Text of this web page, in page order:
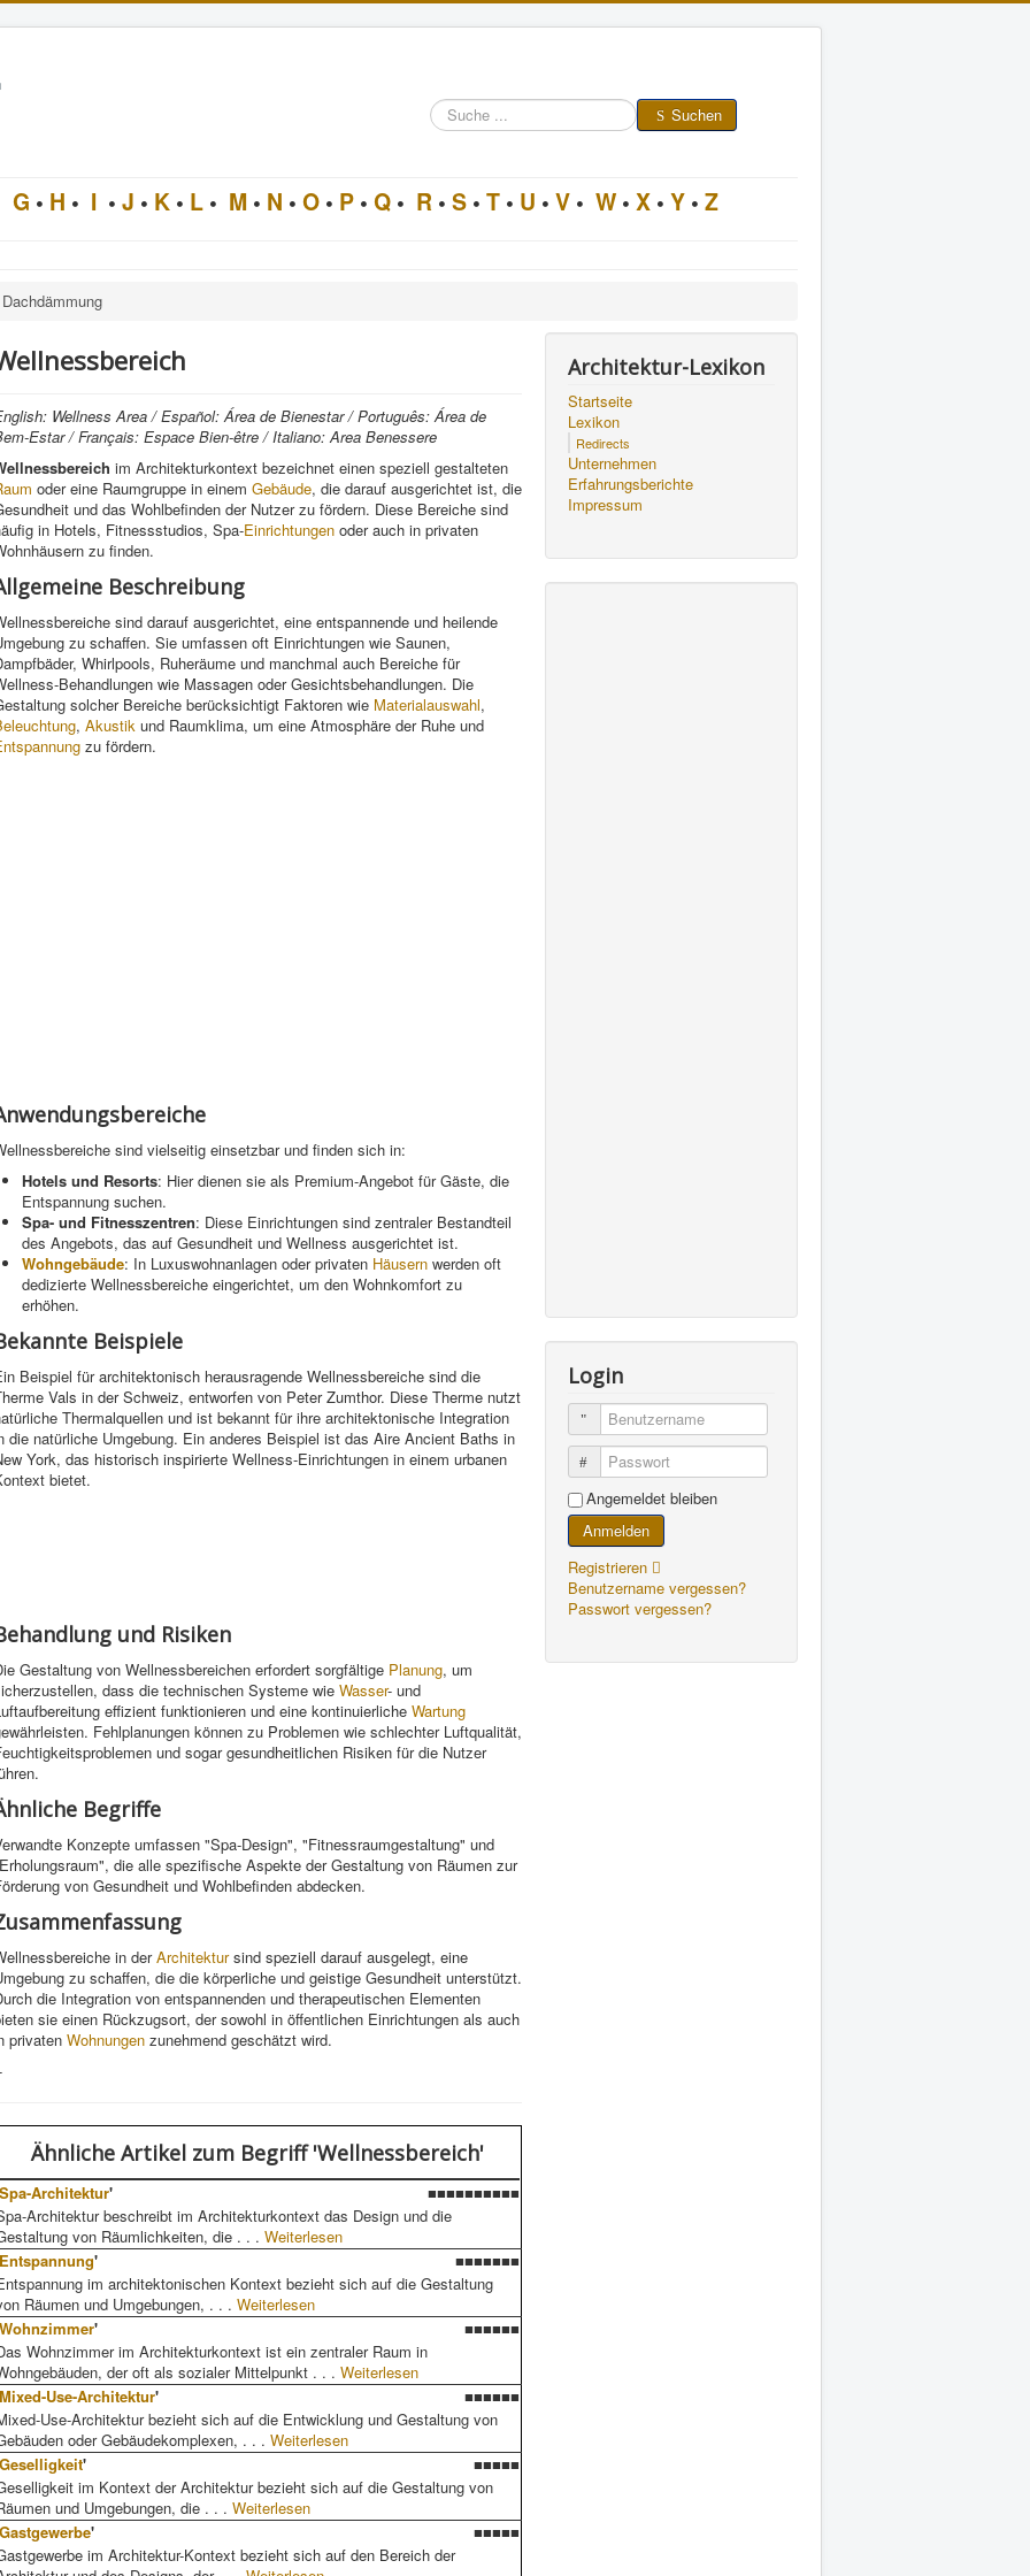
Suche
im
Suchen
G • H • I • J • K • L • M • N • O • P • Q • R • S • T • U • V • W • X • Y • Z
Dachdämmung
Wellness Area / Español: Área de Bienestar / Português: Área de
Estar / Français: Espace Bien-être / Italiano: Area Benessere
im Architekturkontext bezeichnet einen speziell gestalteten
oder eine Raumgruppe in einem Gebäude, die darauf ausgerichtet ist, die
und das Wohlbefinden der Nutzer zu fördern. Diese Bereiche sind
in Hotels, Fitnessstudios, Spa-Einrichtungen oder auch in privaten
zu finden.
Beschreibung
sind darauf ausgerichtet, eine entspannende und heilende
zu schaffen. Sie umfassen oft Einrichtungen wie Saunen,
Whirlpools, Ruheräume und manchmal auch Bereiche für
Behandlungen wie Massagen oder Gesichtsbehandlungen. Die
solcher Bereiche berücksichtigt Faktoren wie Materialauswahl,
, Akustik und Raumklima, um eine Atmosphäre der Ruhe und
zu fördern.
sind vielseitig einsetzbar und finden sich in:
Hotels und Resorts: Hier dienen sie als Premium-Angebot für Gäste, die
Entspannung suchen.
Spa- und Fitnesszentren: Diese Einrichtungen sind zentraler Bestandteil
des Angebots, das auf Gesundheit und Wellness ausgerichtet ist.
Wohngebäude: In Luxuswohnanlagen oder privaten Häusern werden oft
dedizierte Wellnessbereiche eingerichtet, um den Wohnkomfort zu
erhöhen.
Beispiele
Beispiel für architektonisch herausragende Wellnessbereiche sind die
Vals in der Schweiz, entworfen von Peter Zumthor. Diese Therme nutzt
Thermalquellen und ist bekannt für ihre architektonische Integration
die natürliche Umgebung. Ein anderes Beispiel ist das Aire Ancient Baths in
York, das historisch inspirierte Wellness-Einrichtungen in einem urbanen
bietet.
und Risiken
Gestaltung von Wellnessbereichen erfordert sorgfältige Planung, um
dass die technischen Systeme wie Wasser- und
effizient funktionieren und eine kontinuierliche Wartung
Fehlplanungen können zu Problemen wie schlechter Luftqualität,
und sogar gesundheitlichen Risiken für die Nutzer
Begriffe
Konzepte umfassen "Spa-Design", "Fitnessraumgestaltung" und
die alle spezifische Aspekte der Gestaltung von Räumen zur
von Gesundheit und Wohlbefinden abdecken.
in derArchitektursind speziell darauf ausgelegt, eine
zu schaffen, die die körperliche und geistige Gesundheit unterstützt.
die Integration von entspannenden und therapeutischen Elementen
sie einen Rückzugsort, der sowohl in öffentlichen Einrichtungen als auch
privaten Wohnungen zunehmend geschätzt wird.
Ähnliche Artikel zum Begriff 'Wellnessbereich'
Spa-Architektur'
■■■■■■■■■■
Architektur beschreibt im Architekturkontext das Design und die
von Räumlichkeiten, die . . . Weiterlesen
Entspannung'
■■■■■■■
im architektonischen Kontext bezieht sich auf die Gestaltung
Räumen und Umgebungen, . . . Weiterlesen
Wohnzimmer'
■■■■■■
Wohnzimmer im Architekturkontext ist ein zentraler Raum in
der oft als sozialer Mittelpunkt . . . Weiterlesen
Mixed-Use-Architektur'
■■■■■■
Use-Architektur bezieht sich auf die Entwicklung und Gestaltung von
oder Gebäudekomplexen, . . . Weiterlesen
Geselligkeit'
■■■■■
im Kontext der Architektur bezieht sich auf die Gestaltung von
und Umgebungen, die . . . Weiterlesen
Gastgewerbe'
■■■■■
im Architektur-Kontext bezieht sich auf den Bereich der
Architektur-Lexikon
Startseite
Lexikon
Redirects
Unternehmen
Erfahrungsberichte
Impressum
Login
Benutzername
Passwort
Angemeldet bleiben
Anmelden
Registrieren
Benutzername vergessen?
Passwort vergessen?